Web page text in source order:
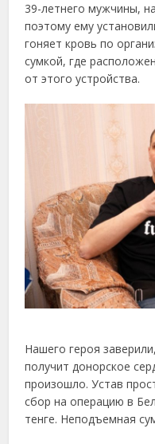
39-летнего мужчины,
поэтому ему
гоняет кровь по
сумкой, где
от этого устройства.
Нашего героя
получит донорское
произошло. Устав
сбор на операцию в
тенге. Неподъемная